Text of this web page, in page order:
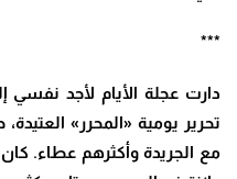
***
دارت عجلة الأيام لأجد نفسي
تحرير يومية «المحرر»
مع الجريدة وأكثرهم عطاء.